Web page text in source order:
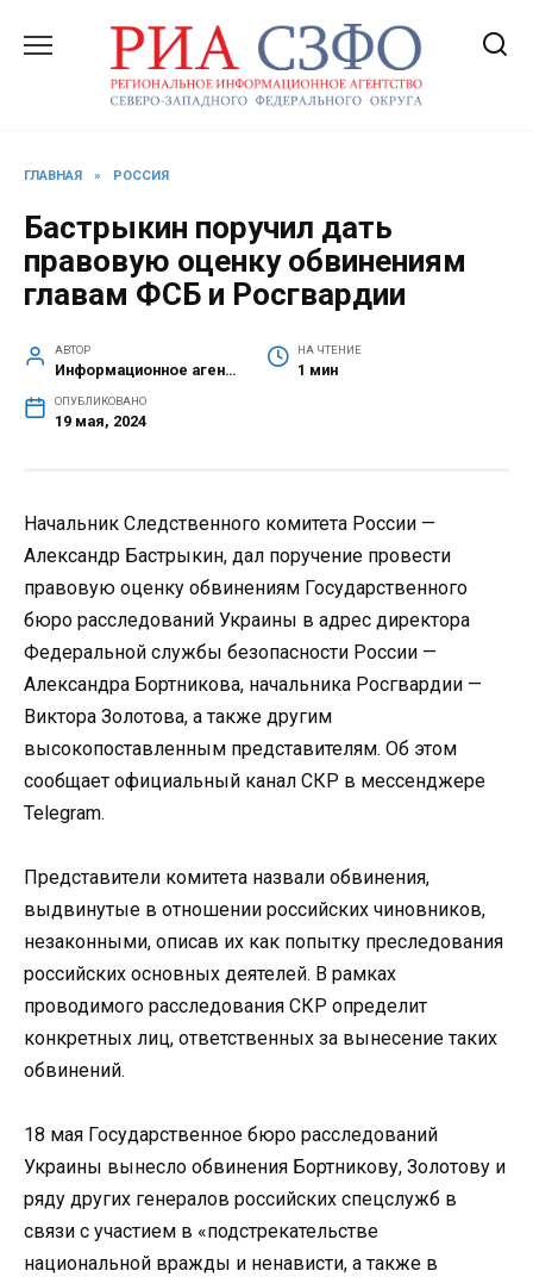
содержанию
ГЛАВНАЯ » РОССИЯ
Бастрыкин поручил дать
правовую оценку обвинениям
главам ФСБ и Росгвардии
АВТОР
Информационное агентство СЗФО
НА ЧТЕНИЕ
1 мин
ОПУБЛИКОВАНО
19 мая, 2024
Начальник Следственного комитета России —
Александр Бастрыкин, дал поручение провести
правовую оценку обвинениям Государственного
бюро расследований Украины в адрес директора
Федеральной службы безопасности России —
Александра Бортникова, начальника Росгвардии —
Виктора Золотова, а также другим
высокопоставленным представителям. Об этом
сообщает официальный канал СКР в мессенджере
Telegram.
Представители комитета назвали обвинения,
выдвинутые в отношении российских чиновников,
незаконными, описав их как попытку преследования
российских основных деятелей. В рамках
проводимого расследования СКР определит
конкретных лиц, ответственных за вынесение таких
обвинений.
18 мая Государственное бюро расследований
Украины вынесло обвинения Бортникову, Золотову и
ряду других генералов российских спецслужб в
связи с участием в «подстрекательстве
национальной вражды и ненависти, а также в